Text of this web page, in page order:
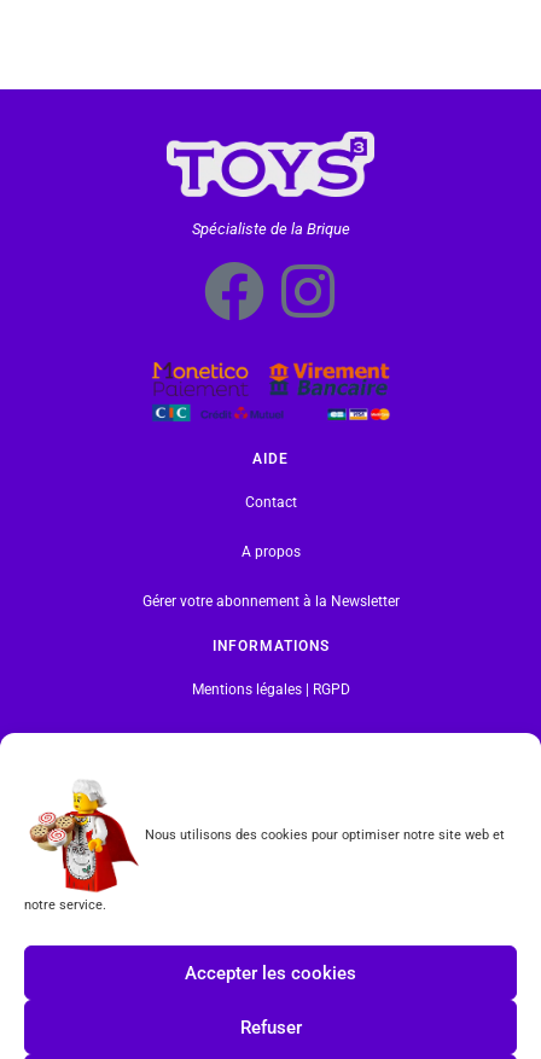
Nous utilisons des cookies pour optimiser notre site web et
notre service.
Accepter les cookies
Refuser
Spécialiste de la Brique
AIDE
Contact
A propos
Gérer votre abonnement à la Newsletter
INFORMATIONS
Mentions légales | RGPD
CGV
Tous les produits vendus sur ce site sont fabriqués par LEGO exclusivement. LEGO® est une
marque déposée par The LEGO Group. Les propriétaires des marques respectives citées sur le site
en restent les propriétaires. Tous droits réservés.
INSCRIPTION À LA NEWSLETTER